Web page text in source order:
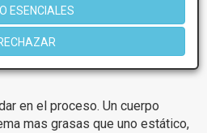
ESENCIALESya que eso provocará que
a las primeras de cambio.
ha de ser siempre gradual y
en el proceso. Un cuerpo
mas grasas que uno estático,